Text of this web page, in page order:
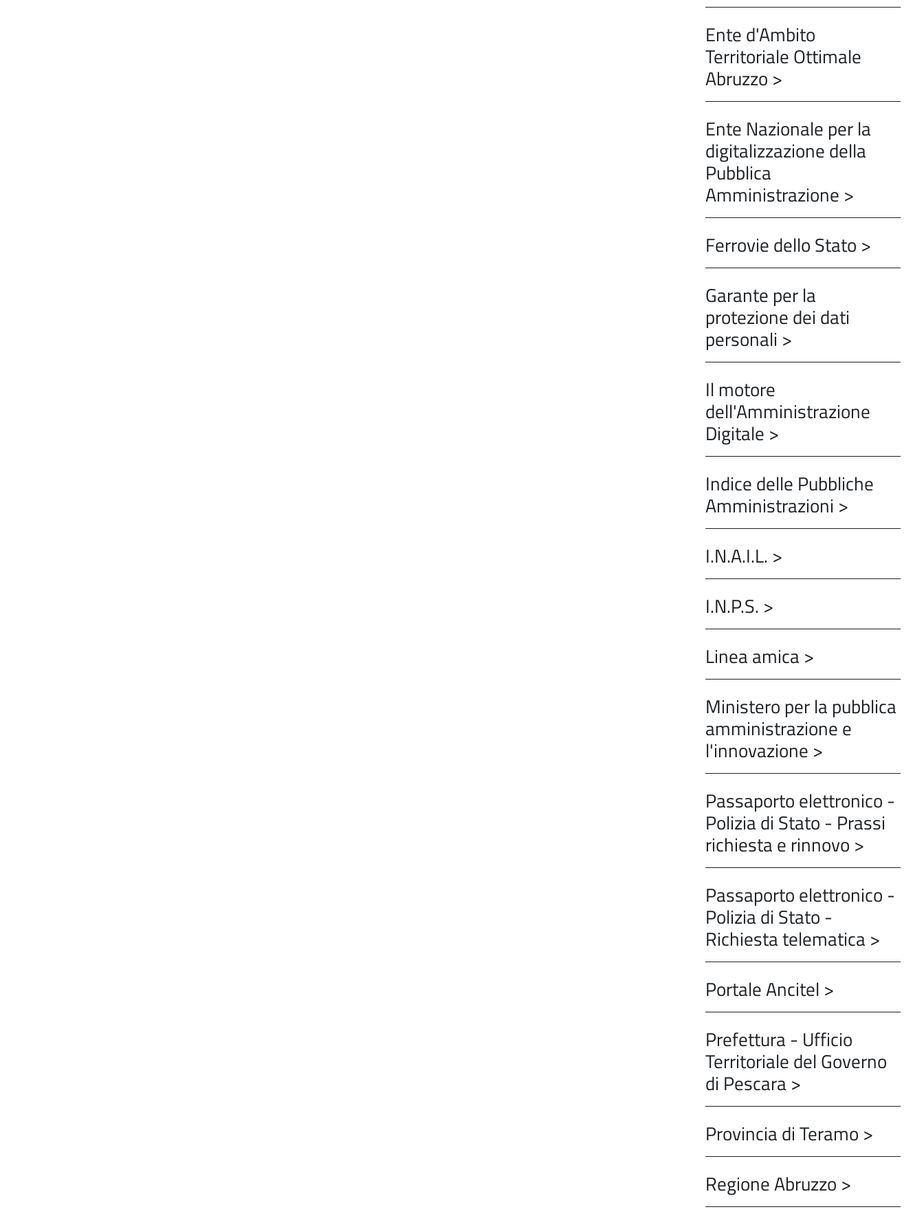
Ente d'Ambito
Territoriale Ottimale
Abruzzo >
Ente Nazionale per la
digitalizzazione della
Pubblica
Amministrazione >
Ferrovie dello Stato >
Garante per la
protezione dei dati
personali >
Il motore
dell'Amministrazione
Digitale >
Indice delle Pubbliche
Amministrazioni >
I.N.A.I.L. >
I.N.P.S. >
Linea amica >
Ministero per la pubblica
amministrazione e
l'innovazione >
Passaporto elettronico -
Polizia di Stato - Prassi
richiesta e rinnovo >
Passaporto elettronico -
Polizia di Stato -
Richiesta telematica >
Portale Ancitel >
Prefettura - Ufficio
Territoriale del Governo
di Pescara >
Provincia di Teramo >
Regione Abruzzo >